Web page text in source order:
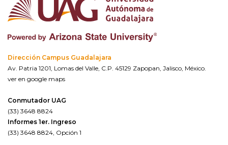
Dirección Campus Guadalajara
Av. Patria 1201, Lomas del Valle, C.P. 45129 Zapopan, Jalisco, México.
ver en google maps
Conmutador UAG
(33) 3648 8824
Informes 1er. Ingreso
(33) 3648 8824, Opción 1